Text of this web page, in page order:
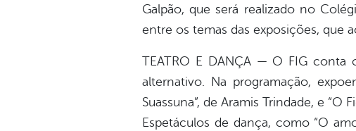
Galpão, que será realizado no
entre os temas das exposições, que
TEATRO E DANÇA — O FIG conta
alternativo. Na programação,
Suassuna”, de Aramis Trindade, e
Espetáculos de dança, como “O